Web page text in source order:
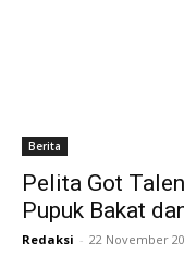
Berita
Pelita Got
Pupuk Bakat
Redaksi - 22 November